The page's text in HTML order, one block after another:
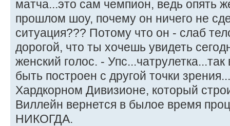
матча...это сам чемпион, ведь опять
прошлом шоу, почему он ничего не
ситуация??? Потому что он - слаб
дорогой, что ты хочешь увидеть
женский голос. -
быть построен с другой точки
Хардкорном Дивизионе, который
Виллейн вернется в былое время
НИКОГДА.